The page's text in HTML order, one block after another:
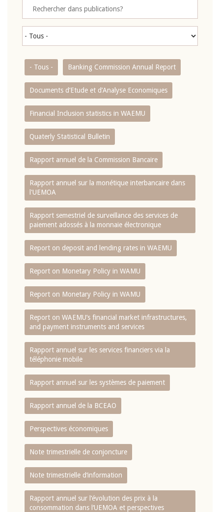
- Tous - Banking Commission Annual Report
Documents d’Etude et d’Analyse Economiques
Financial Inclusion statistics in WAEMU
Quaterly Statistical Bulletin
Rapport annuel de la Commission Bancaire
Rapport annuel sur la monétique interbancaire dans
l'UEMOA
Rapport semestriel de surveillance des services de
paiement adossés à la monnaie électronique
Report on deposit and lending rates in WAEMU
Report on Monetary Policy in WAMU
Report on Monetary Policy in WAMU
Report on WAEMU’s financial market infrastructures,
and payment instruments and services
Rapport annuel sur les services financiers via la
téléphonie mobile
Rapport annuel sur les systèmes de paiement
Rapport annuel de la BCEAO
Perspectives économiques
Note trimestrielle de conjoncture
Note trimestrielle d‘information
Rapport annuel sur l‘évolution des prix à la
consommation dans l‘UEMOA et perspectives